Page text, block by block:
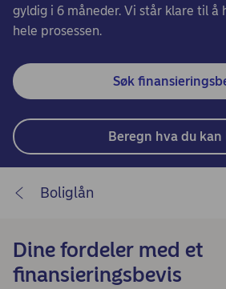
gyldig i 6 måneder. Vi står klare til å
hele prosessen.
Søk
Beregn hva du kan
Boliglån
Dine fordeler med et
finansieringsbevis